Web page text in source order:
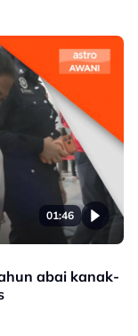
01:46
abai kanak-